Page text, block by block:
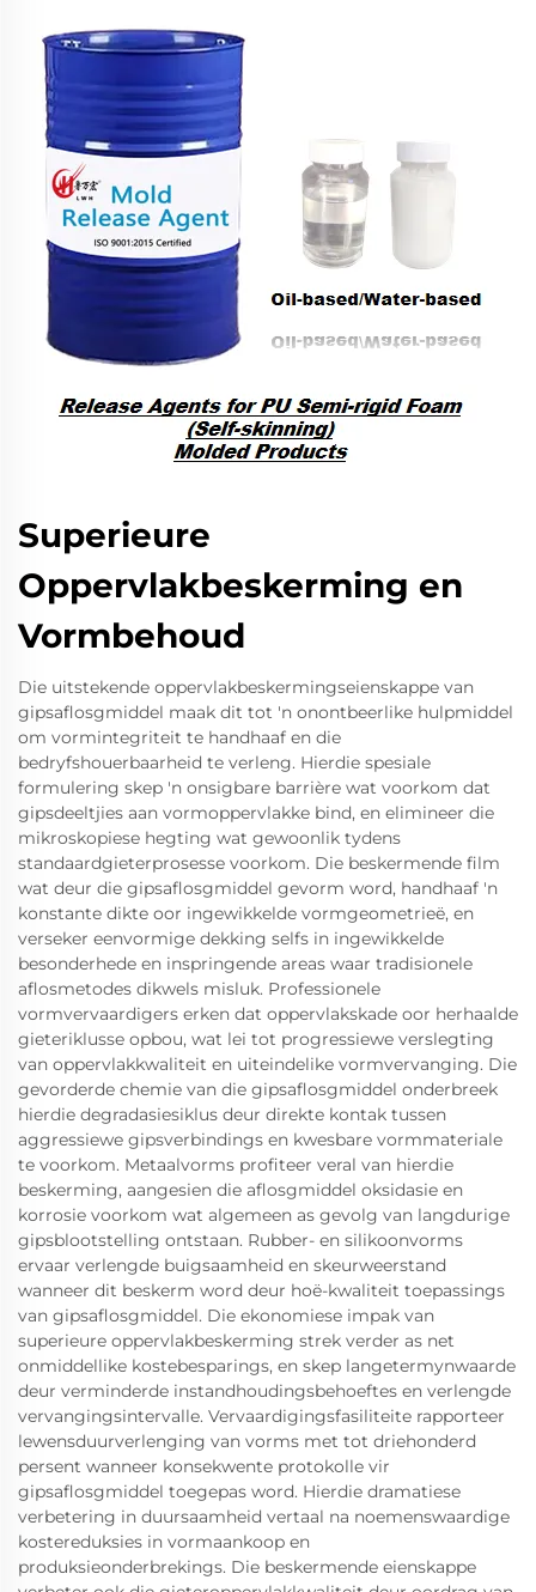
Superieure
Oppervlakbeskerming en
Vormbehoud
Die uitstekende oppervlakbeskermingseienskappe van
gipsaflosgmiddel maak dit tot 'n onontbeerlike hulpmiddel
om vormintegriteit te handhaaf en die
bedryfshouerbaarheid te verleng. Hierdie spesiale
formulering skep 'n onsigbare barrière wat voorkom dat
gipsdeeltjies aan vormoppervlakke bind, en elimineer die
mikroskopiese hegting wat gewoonlik tydens
standaardgieterprosesse voorkom. Die beskermende film
wat deur die gipsaflosgmiddel gevorm word, handhaaf 'n
konstante dikte oor ingewikkelde vormgeometrieë, en
verseker eenvormige dekking selfs in ingewikkelde
besonderhede en inspringende areas waar tradisionele
aflosmetodes dikwels misluk. Professionele
vormvervaardigers erken dat oppervlakskade oor herhaalde
gieteriklusse opbou, wat lei tot progressiewe verslegting
van oppervlakkwaliteit en uiteindelike vormvervanging. Die
gevorderde chemie van die gipsaflosgmiddel onderbreek
hierdie degradasiesiklus deur direkte kontak tussen
aggressiewe gipsverbindings en kwesbare vormmateriale
te voorkom. Metaalvorms profiteer veral van hierdie
beskerming, aangesien die aflosgmiddel oksidasie en
korrosie voorkom wat algemeen as gevolg van langdurige
gipsblootstelling ontstaan. Rubber- en silikoonvorms
ervaar verlengde buigsaamheid en skeurweerstand
wanneer dit beskerm word deur hoë-kwaliteit toepassings
van gipsaflosgmiddel. Die ekonomiese impak van
superieure oppervlakbeskerming strek verder as net
onmiddellike kostebesparings, en skep langetermynwaarde
deur verminderde instandhoudingsbehoeftes en verlengde
vervangingsintervalle. Vervaardigingsfasiliteite rapporteer
lewensduurverlenging van vorms met tot driehonderd
persent wanneer konsekwente protokolle vir
gipsaflosgmiddel toegepas word. Hierdie dramatiese
verbetering in duursaamheid vertaal na noemenswaardige
kostereduksies in vormaankoop en
produksieonderbrekings. Die beskermende eienskappe